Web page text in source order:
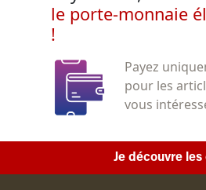
le porte-monnaie
!
Payez
pour les
vous
Je découvre les